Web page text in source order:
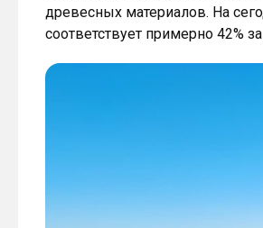
древесных материалов. На
соответствует примерно 42%